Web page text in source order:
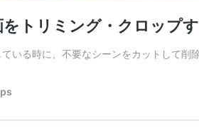
トリミング・クロップ
いる時に、不要なシーンをカットして